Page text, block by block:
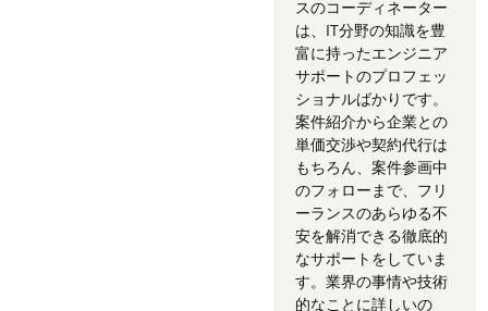
スのコーディネーター
は、IT分野の知識を豊
富に持ったエンジニア
サポートのプロフェッ
ショナルばかりです。
案件紹介から企業との
単価交渉や契約代行は
もちろん、案件参画中
のフォローまで、フリ
ーランスのあらゆる不
安を解消できる徹底的
なサポートをしていま
す。業界の事情や技術
的なことに詳しいの